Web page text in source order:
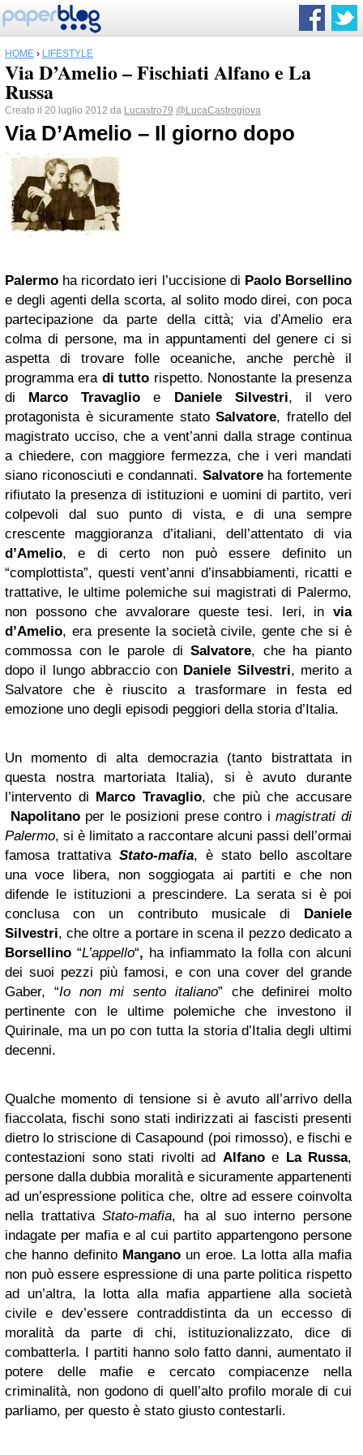
HOME › LIFESTYLE
Via D’Amelio – Fischiati Alfano e La
Russa
Creato il 20 luglio 2012 da Lucastro79 @LucaCastrogiova
Via D’Amelio – Il giorno dopo
Palermo ha ricordato ieri l’uccisione di Paolo Borsellino
e degli agenti della scorta, al solito modo direi, con poca
partecipazione da parte della città; via d’Amelio era
colma di persone, ma in appuntamenti del genere ci si
aspetta di trovare folle oceaniche, anche perchè il
programma era di tutto rispetto. Nonostante la presenza
di Marco Travaglio e Daniele Silvestri, il vero
protagonista è sicuramente stato Salvatore, fratello del
magistrato ucciso, che a vent’anni dalla strage continua
a chiedere, con maggiore fermezza, che i veri mandati
siano riconosciuti e condannati. Salvatoreha fortemente
rifiutato la presenza di istituzioni e uomini di partito, veri
colpevoli dal suo punto di vista, e di una sempre
crescente maggioranza d’italiani, dell’attentato di via
d’Amelio, e di certo non può essere definito un
“complottista”, questi vent’anni d’insabbiamenti, ricatti e
trattative, le ultime polemiche sui magistrati di Palermo,
non possono che avvalorare queste tesi. Ieri, in via
d’Amelio, era presente la società civile, gente che si è
commossa con le parole diSalvatore, che ha pianto
dopo il lungo abbraccio con Daniele Silvestri, merito a
Salvatore che è riuscito a trasformare in festa ed
emozione uno degli episodi peggiori della storia d’Italia.
Un momento di alta democrazia (tanto bistrattata in
questa nostra martoriata Italia), si è avuto durante
l’intervento di Marco Travaglio, che più che accusare
Napolitanoper le posizioni prese contro imagistrati di
Palermo, si è limitato a raccontare alcuni passi dell’ormai
famosa trattativa Stato-mafia, è stato bello ascoltare
una voce libera, non soggiogata ai partiti e che non
difende le istituzioni a prescindere. La serata si è poi
conclusa con un contributo musicale di Daniele
Silvestri, che oltre a portare in scena il pezzo dedicato a
Borsellino “L’appello“, ha infiammato la folla con alcuni
dei suoi pezzi più famosi, e con una cover del grande
Gaber, “Io non mi sento italiano” che definirei molto
pertinente con le ultime polemiche che investono il
Quirinale, ma un po con tutta la storia d’Italia degli ultimi
decenni.
Qualche momento di tensione si è avuto all’arrivo della
fiaccolata, fischi sono stati indirizzati ai fascisti presenti
dietro lo striscione di Casapound (poi rimosso), e fischi e
contestazioni sono stati rivolti ad Alfanoe La Russa,
persone dalla dubbia moralità e sicuramente appartenenti
ad un’espressione politica che, oltre ad essere coinvolta
nella trattativaStato-mafia, ha al suo interno persone
indagate per mafia e al cui partito appartengono persone
che hanno definito Mangano un eroe. La lotta alla mafia
non può essere espressione di una parte politica rispetto
ad un’altra, la lotta alla mafia appartiene alla società
civile e dev’essere contraddistinta da un eccesso di
moralità da parte di chi, istituzionalizzato, dice di
combatterla. I partiti hanno solo fatto danni, aumentato il
potere delle mafie e cercato compiacenze nella
criminalità, non godono di quell’alto profilo morale di cui
parliamo, per questo è stato giusto contestarli.